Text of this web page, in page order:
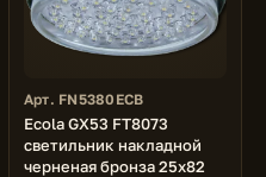
Арт. FN5380ECB
Ecola GX53 FT8073
светильник накладной
черненая бронза 25x82